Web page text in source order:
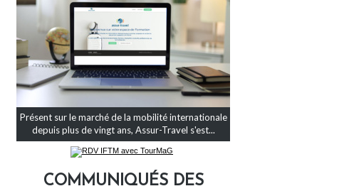
Présent sur le marché de la mobilité internationale
depuis plus de vingt ans, Assur-Travel s'est...
COMMUNIQUÉS DES